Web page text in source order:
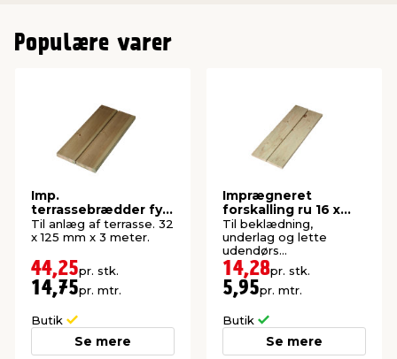
Populære varer
Imp.
terrassebrædder fyr
32 x 125 mm x 3
meter
Til anlæg af terrasse. 32
x 125 mm x 3 meter.
44,25pr. stk.
14,75pr. mtr.
Butik
Se mere
Imprægneret
forskalling ru 16 x
100 x 2400 mm
Til beklædning,
underlag og lette
udendørs
konstruktioner. P1-
imprægneret gran.
14,28pr. stk.
5,95pr. mtr.
Butik
Se mere